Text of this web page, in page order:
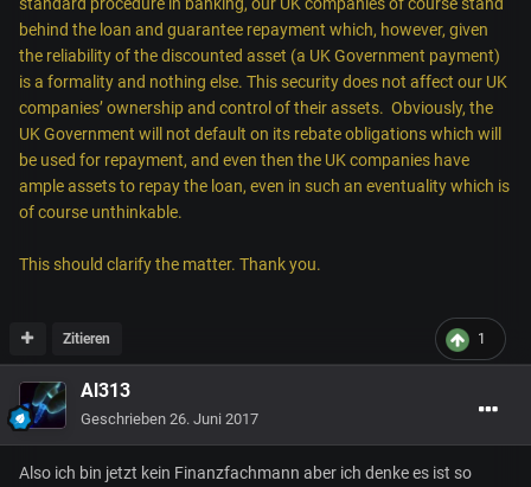
behind the loan and guarantee repayment which, however, given
the reliability of the discounted asset (a UK Government payment)
is a formality and nothing else. This security does not affect our UK
companies’ ownership and control of their assets. Obviously, the
UK Government will not default on its rebate obligations which will
be used for repayment, and even then the UK companies have
ample assets to repay the loan, even in such an eventuality which is
of course unthinkable.
This should clarify the matter. Thank you.
1
Zitieren
Al313
Geschrieben 26. Juni 2017
Also ich bin jetzt kein Finanzfachmann aber ich denke es ist so